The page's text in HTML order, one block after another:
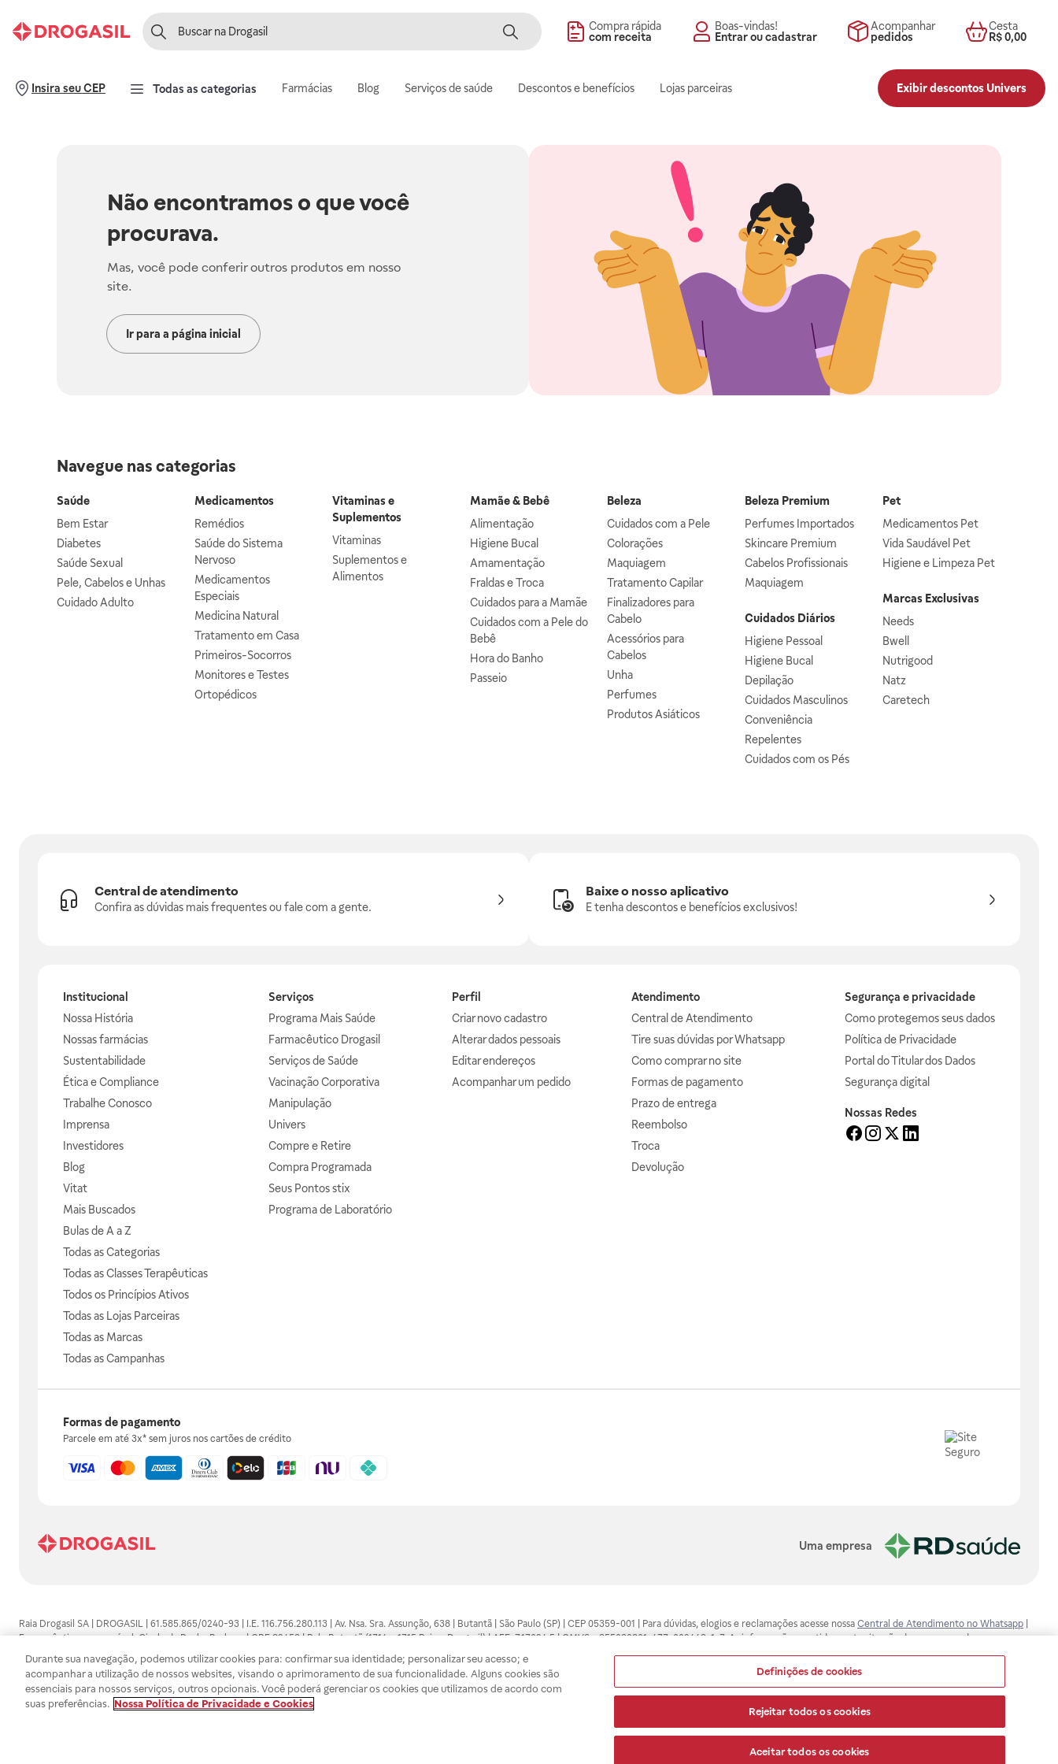
Compra rápida
com receita
Boas-vindas!
Entrar ou cadastrar
Acompanhar
pedidos
Cesta
R$ 0,00
Insira seu CEP Todas as categorias Farmácias Blog Serviços de saúde Descontos e benefícios Lojas parceiras Exibir descontos Univers
Não encontramos o que você
procurava.
Mas, você pode conferir outros produtos em nosso
site.
Ir para a página inicial
Navegue nas categorias
Saúde
Bem Estar
Diabetes
Saúde Sexual
Pele, Cabelos e Unhas
Cuidado Adulto
Medicamentos
Remédios
Saúde do Sistema
Nervoso
Medicamentos
Especiais
Medicina Natural
Tratamento em Casa
Primeiros-Socorros
Monitores e Testes
Ortopédicos
Vitaminas e
Suplementos
Vitaminas
Suplementos e
Alimentos
Mamãe & Bebê
Alimentação
Higiene Bucal
Amamentação
Fraldas e Troca
Cuidados para a Mamãe
Cuidados com a Pele do
Bebê
Hora do Banho
Passeio
Beleza
Cuidados com a Pele
Colorações
Maquiagem
Tratamento Capilar
Finalizadores para
Cabelo
Acessórios para
Cabelos
Unha
Perfumes
Produtos Asiáticos
Beleza Premium
Perfumes Importados
Skincare Premium
Cabelos Profissionais
Maquiagem
Cuidados Diários
Higiene Pessoal
Higiene Bucal
Depilação
Cuidados Masculinos
Conveniência
Repelentes
Cuidados com os Pés
Pet
Medicamentos Pet
Vida Saudável Pet
Higiene e Limpeza Pet
Marcas Exclusivas
Needs
Bwell
Nutrigood
Natz
Caretech
Central de atendimento
Confira as dúvidas mais frequentes ou fale com a gente.
Baixe o nosso aplicativo
E tenha descontos e benefícios exclusivos!
Institucional
Nossa História
Nossas farmácias
Sustentabilidade
Ética e Compliance
Trabalhe Conosco
Imprensa
Investidores
Blog
Vitat
Mais Buscados
Bulas de A a Z
Todas as Categorias
Todas as Classes Terapêuticas
Todos os Princípios Ativos
Todas as Lojas Parceiras
Todas as Marcas
Todas as Campanhas
Serviços
Programa Mais Saúde
Farmacêutico Drogasil
Serviços de Saúde
Vacinação Corporativa
Manipulação
Univers
Compre e Retire
Compra Programada
Seus Pontos stix
Programa de Laboratório
Perfil
Criar novo cadastro
Alterar dados pessoais
Editar endereços
Acompanhar um pedido
Atendimento
Central de Atendimento
Tire suas dúvidas por Whatsapp
Como comprar no site
Formas de pagamento
Prazo de entrega
Reembolso
Troca
Devolução
Segurança e privacidade
Como protegemos seus dados
Política de Privacidade
Portal do Titular dos Dados
Segurança digital
Nossas Redes
Formas de pagamento
Parcele em até 3x* sem juros nos cartões de crédito
Uma empresa
Raia Drogasil SA | DROGASIL | 61.585.865/0240-93 | I.E. 116.756.280.113 | Av. Nsa. Sra. Assunção, 638 | Butantã | São Paulo (SP) | CEP 05359-001 | Para dúvidas, elogios e reclamações acesse nossa Central de Atendimento no Whatsapp
Farmacêutico responsável: Gisele da Penha Barbosa | CRF 89453 | Polo Butantã (1714 e 1715 Raia e Drogasil) | AFE: 7.17094.5 | CMVS - 355030801-477-002443-1-7. As informações contidas neste site não devem ser usadas para
automedicação e não substituem, em hipótese alguma, as orientações dadas pelo profissional da área médica. Somente o médico está apto a diagnosticar qualquer problema de saúde e prescrever o tratamento adequado. Ao
persistirem os sintomas, um médico deverá ser consultado. Os preços e promoções divulgados no site são válidos apenas para compras feitas pela internet. Maiores esclarecimentos, consultar o site: www.anvisa.gov.br. A Raia Drogasil
SA trabalha com as tecnologias mais avançadas de proteção de dados, para que você possa realizar suas compras com tranquilidade. A privacidade e a segurança dos clientes são compromissos da Raia Drogasil SA. Todos os pedidos
efetuados estão sujeitos à confirmação da disponibilidade de produto em nosso estoque.
Durante sua navegação, podemos utilizar cookies para: confirmar sua identidade; personalizar seu acesso; e
acompanhar a utilização de nossos websites, visando o aprimoramento de sua funcionalidade. Alguns cookies são
essenciais para nossos serviços, outros opcionais. Você poderá gerenciar os cookies que utilizamos de acordo com
suas preferências. Nossa Política de Privacidade e Cookies
Definições de cookies
Rejeitar todos os cookies
Aceitar todos os cookies